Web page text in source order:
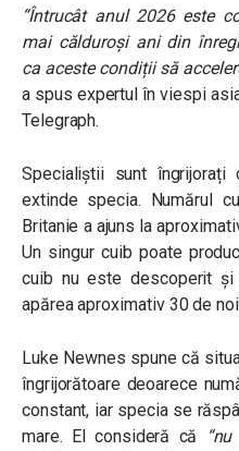
“Întrucât anul 2026 este
mai călduroși ani din
ca aceste condiții să
a spus expertul în viespi
Telegraph.
Specialiștii sunt
extinde specia. Numărul
Britanie a ajuns la
Un singur cuib poate
cuib nu este descoperit
apărea aproximativ 30 de
Luke Newnes spune că
îngrijorătoare deoarece
constant, iar specia se
mare. El consideră că